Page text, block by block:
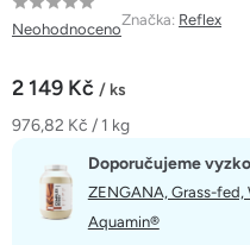
Průměrné
hodnocení
je
0,0
hvězdiček.
Neohodnoceno
Značka: Reflex
2 149 Kč / ks
Měrná
976,82 Kč / 1 kg
Doporučujeme
ZENGANA, Grass-
Aquamin®